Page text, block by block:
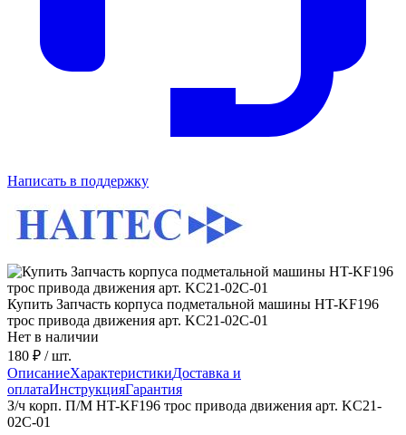
Написать в поддержку
Купить Запчасть корпуса подметальной машины HT-KF196
трос привода движения арт. KC21-02C-01
Нет в наличии
180 ₽ / шт.
ОписаниеХарактеристикиДоставка и
оплатаИнструкцияГарантия
З/ч корп. П/М HT-KF196 трос привода движения арт. KC21-
02C-01